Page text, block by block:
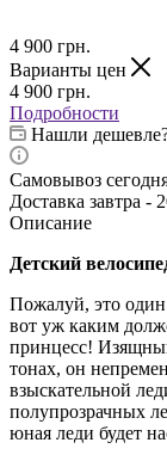
4 900 грн.
Варианты цен
4 900 грн.
Подробности
Нашли
Самовывоз
Доставка завтра -
Описание
Детский
Пожалуй, это один
вот уж каким
принцесс!
тонах, он
взыскательной
полупрозрачных
юная леди будет